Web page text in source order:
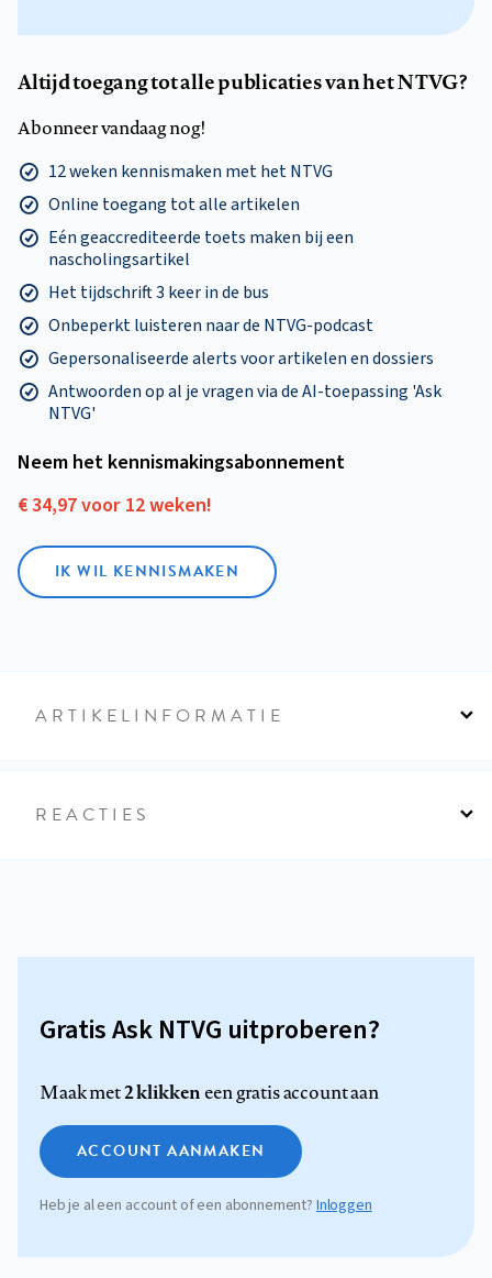
Altijd toegang tot alle publicaties van het NTVG?
Abonneer vandaag nog!
12 weken kennismaken met het NTVG
Online toegang tot alle artikelen
Eén geaccrediteerde toets maken bij een
nascholingsartikel
Het tijdschrift 3 keer in de bus
Onbeperkt luisteren naar de NTVG-podcast
Gepersonaliseerde alerts voor artikelen en dossiers
Antwoorden op al je vragen via de AI-toepassing 'Ask
NTVG'
Neem het kennismakings­abonnement
€ 34,97 voor 12 weken!
IK WIL KENNISMAKEN
ARTIKELINFORMATIE
REACTIES
Gratis Ask NTVG uitproberen?
Maak met2 klikkeneen gratis account aan
ACCOUNT AANMAKEN
Heb je al een account of een abonnement? Inloggen